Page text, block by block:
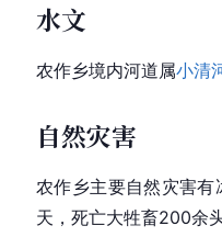
水文
农作乡境内河道属小清
自然灾害
农作乡主要自然灾害
天，死亡大牲畜200余